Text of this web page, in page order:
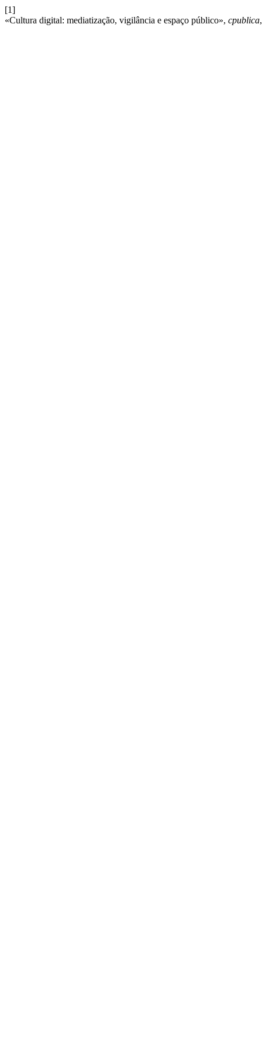
[1]
«Cultura digital: mediatização, vigilância e espaço público», cpublica